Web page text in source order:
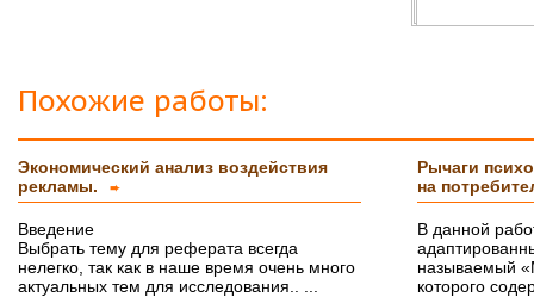
Похожие работы:
Экономический анализ воздействия
рекламы.
➨
Введение
Выбрать тему для реферата всегда
нелегко, так как в наше время очень много
актуальных тем для исследования.. ...
Рычаги
на
В данной
называемый
которого